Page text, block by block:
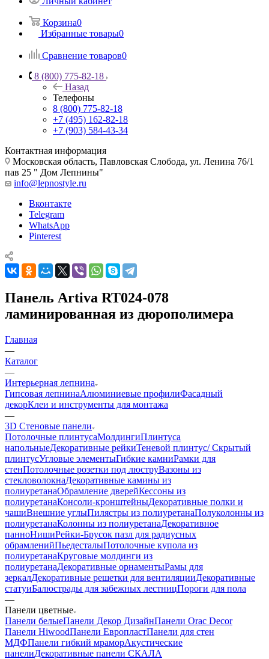
Корзина0
Избранные товары0
Сравнение товаров0
8 (800) 775-82-18
Назад
Телефоны
8 (800) 775-82-18
+7 (495) 162-82-18
+7 (903) 584-43-34
Контактная информация
Московская область, Павловская Слобода, ул. Ленина 76/1
пав 25 " Дом Лепнины"
info@lepnostyle.ru
Вконтакте
Telegram
WhatsApp
Pinterest
Панель Artiva RT024-078
ламинированная из дюрополимера
Главная
—
Каталог
—
Интерьерная лепнина
Гипсовая лепнинаАлюминиевые профилиФасадный
декорКлеи и инструменты для монтажа
—
3D Стеновые панели
Потолочные плинтусаМолдингиПлинтуса
напольныеДекоративные рейкиТеневой плинтус/ Скрытый
плинтусУгловые элементыГибкие камниРамки для
стенПотолочные розетки под люструВазоны из
стекловолокнаДекоративные камины из
полиуретанаОбрамление дверейКессоны из
полиуретанаКонсоли-кронштейныДекоративные полки и
чашиВнешние углыПилястры из полиуретанаПолуколонны из
полиуретанаКолонны из полиуретанаДекоративное
панноНишиРейки-Брусок пазл для радиусных
обрамленийПьедесталыПотолочные купола из
полиуретанаКруговые молдинги из
полиуретанаДекоративные орнаментыРамы для
зеркалДекоративные решетки для вентиляцииДекоративные
статуиБалюстрады для забежных лестницПороги для пола
—
Панели цветные
Панели белыеПанели Декор ДизайнПанели Orac Decor
Панели HiwoodПанели ЕвропластПанели для стен
МДФПанели гибкий мраморАкустические
панелиДекоративные панели СКАЛА